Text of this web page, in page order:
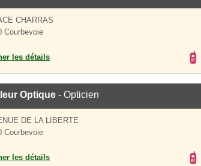
CHARRAS
Courbevoie
les détails
Optique - Opticien
DE LA LIBERTE
Courbevoie
les détails